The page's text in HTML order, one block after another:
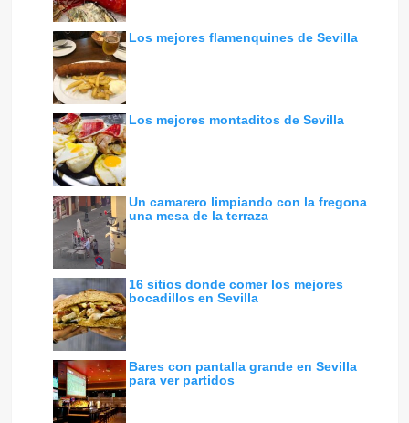
Los mejores flamenquines de Sevilla
Los mejores montaditos de Sevilla
Un camarero limpiando con la fregona
una mesa de la terraza
16 sitios donde comer los mejores
bocadillos en Sevilla
Bares con pantalla grande en Sevilla
para ver partidos